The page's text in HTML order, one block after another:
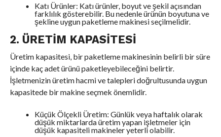
Katı Ürünler: Katı ürünler, boyut ve şekil açısından
farklılık gösterebilir. Bu nedenle ürünün boyutuna ve
şekline uygun paketleme makinesi seçilmelidir.
2. ÜRETIM KAPASITESI
Üretim kapasitesi, bir paketleme makinesinin belirli bir süre
içinde kaç adet ürünü paketleyebileceğini belirtir.
İşletmenizin üretim hacmi ve talepleri doğrultusunda uygun
kapasitede bir makine seçmek önemlidir.
Küçük Ölçekli Üretim: Günlük veya haftalık olarak
düşük miktarlarda üretim yapan işletmeler için
düşük kapasiteli makineler yeterli olabilir.